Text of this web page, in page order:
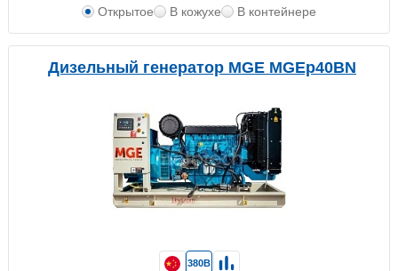
Открытое В кожухе В контейнере
Дизельный генератор MGE MGEp40BN
380В